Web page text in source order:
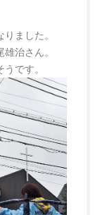
ました。
治さん。
です。